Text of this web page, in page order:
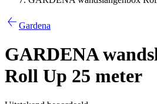
Gardena
GARDENA
Roll Up 25 meter